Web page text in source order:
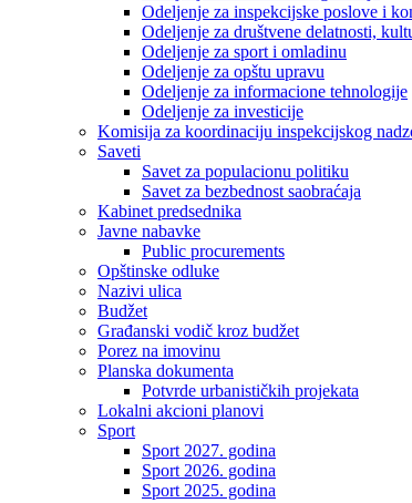
Odeljenje za inspekcijske poslove i
Odeljenje za društvene delatnosti,
Odeljenje za sport i omladinu
Odeljenje za opštu upravu
Odeljenje za informacione tehnologije
Odeljenje za investicije
Komisija za koordinaciju inspekcijskog
Saveti
Savet za populacionu politiku
Savet za bezbednost saobraćaja
Kabinet predsednika
Javne nabavke
Public procurements
Opštinske odluke
Nazivi ulica
Budžet
Građanski vodič kroz budžet
Porez na imovinu
Planska dokumenta
Potvrde urbanističkih projekata
Lokalni akcioni planovi
Sport
Sport 2027. godina
Sport 2026. godina
Sport 2025. godina